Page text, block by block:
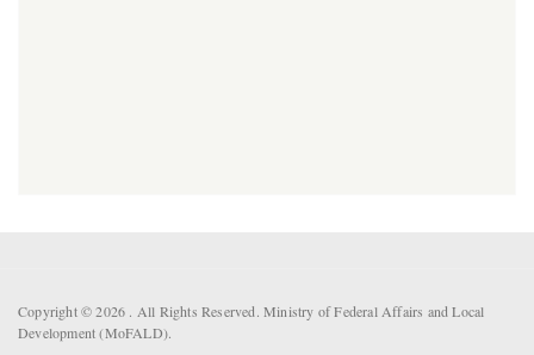
Copyright © 2026 . All Rights Reserved. Ministry of Federal Affairs and Local
Development (MoFALD).